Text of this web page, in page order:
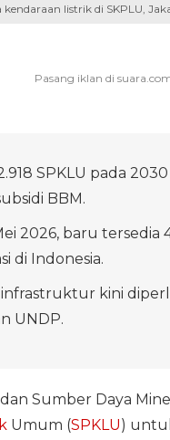
listrik di SKPLU,
SPKLU pada
BBM.
2026, baru tersedia
di Indonesia.
infrastruktur kini
UNDP.
Sumber Daya
Umum (SPKLU)